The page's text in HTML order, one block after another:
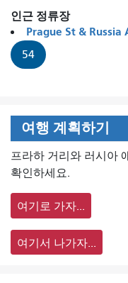
인근 정류장
Prague St &
54
여행 계획하기
프라하 거리와 러시아
확인하세요.
여기로 가자...
여기서 나가자...